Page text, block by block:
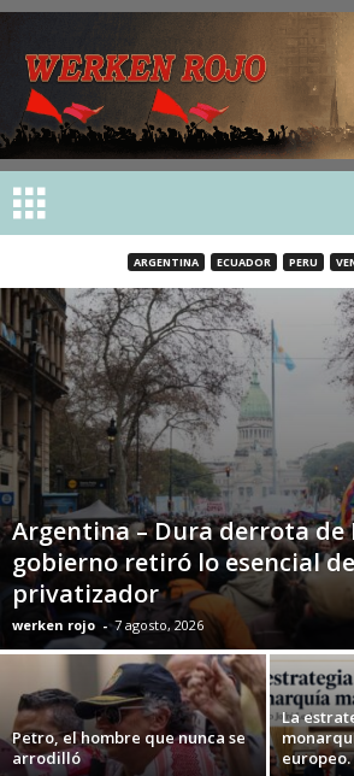
ARGENTINA ECUADOR PERU
Argentina – Dura derrota de
gobierno retiró lo esencial
privatizador
werken rojo - 7 agosto, 2026
Petro, el hombre que nunca se
arrodilló
La
europeo.